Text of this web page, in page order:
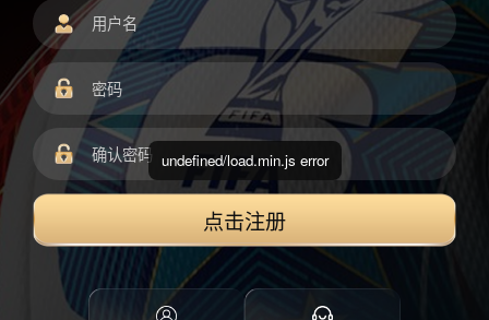
点击注册
undefined/load.min.js error